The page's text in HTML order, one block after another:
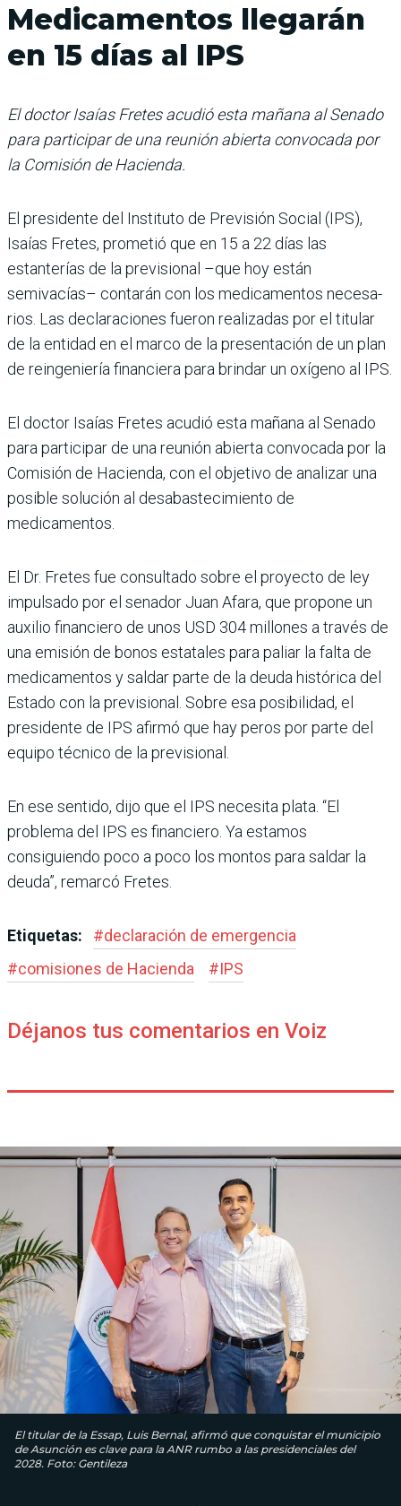
Medicamentos llegarán
en 15 días al IPS
El doctor Isaías Fretes acudió esta mañana al Senado
para participar de una reunión abierta convocada por
la Comisión de Hacienda.
El presidente del Instituto de Previsión Social (IPS),
Isaías Fretes, prometió que en 15 a 22 días las
estanterías de la previsional –que hoy están
semivacías– contarán con los medicamentos necesa­
rios. Las declaraciones fue­ron realizadas por el titular
de la entidad en el marco de la presentación de un plan
de reingeniería financiera para brindar un oxígeno al IPS.
El doctor Isaías Fretes acu­dió esta mañana al Senado
para participar de una reu­nión abierta convocada por la
Comisión de Hacienda, con el objetivo de analizar una
posi­ble solución al desabasteci­miento de
medicamentos.
El Dr. Fretes fue consul­tado sobre el proyecto de ley
impulsado por el sena­dor Juan Afara, que propone un
auxilio financiero de unos USD 304 millones a través de
una emisión de bonos estatales para paliar la falta de
medicamentos y saldar parte de la deuda his­tórica del
Estado con la previ­sional. Sobre esa posibilidad, el
presidente de IPS afirmó que hay peros por parte del
equipo técnico de la previ­sional.
En ese sentido, dijo que el IPS necesita plata. “El
problema del IPS es financiero. Ya esta­mos
consiguiendo poco a poco los montos para saldar la
deuda”, remarcó Fretes.
Etiquetas: #declaración de emergencia
#comisiones de Hacienda #IPS
Déjanos tus comentarios en Voiz
El titular de la Essap, Luis Bernal, afirmó que conquistar el municipio
de Asunción es clave para la ANR rumbo a las presidenciales del
2028. Foto: Gentileza